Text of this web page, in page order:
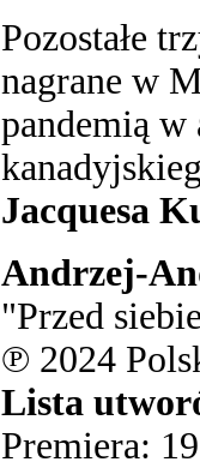
Pozostałe
nagrane w
pandemią
Jacquesa
Andrzej-
"Przed
℗ 2024
Lista
Premiera: